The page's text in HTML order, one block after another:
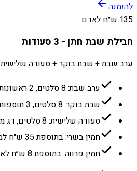
להזמנה
135 ש״ח לאדם
חבילת שבת חתן - 3 סעודות
ערב שבת + שבת בוקר + סעודה שלישית
ערב שבת: 8 סלטים, 2 ראשונות, 3 תוספות, 3 בשרים
שבת בוקר: 8 סלטים, 3 תוספות, 3 בשרים
סעודה שלישית: 8 סלטים, דג מטוגן, פשטידת השף
חמין בשרי: בתוספת 35 ש״ח למנה
חמין פרווה: בתוספת 8 ש״ח לאדם